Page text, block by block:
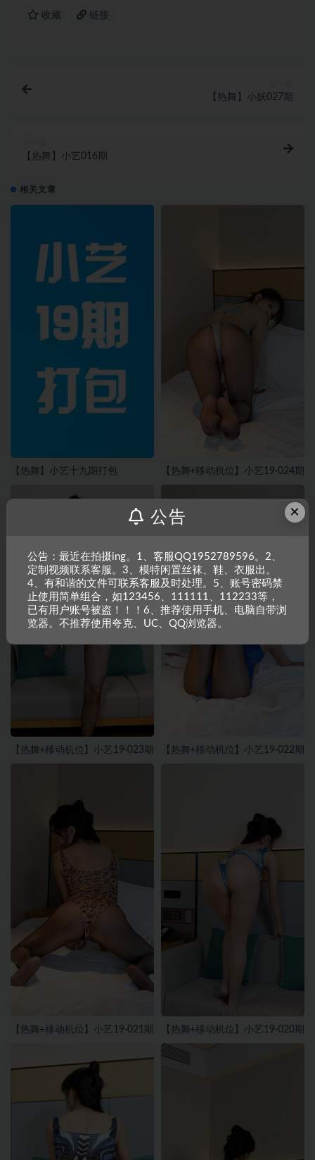
收藏 链接
【热舞】小妖027期
【热舞】小艺016期
相关文章
【热舞】小艺十九期打包 【热舞+移动机位】小艺19-024期
【热舞+移动机位】小艺19-023期 【热舞+移动机位】小艺19-022期
【热舞+移动机位】小艺19-021期 【热舞+移动机位】小艺19-020期
×
公告
公告：最近在拍摄ing。1、客服QQ1952789596。2、
定制视频联系客服。3、模特闲置丝袜、鞋、衣服出。
4、有和谐的文件可联系客服及时处理。5、账号密码禁
止使用简单组合，如123456、111111、112233等，
已有用户账号被盗！！！6、推荐使用手机、电脑自带浏
览器。不推荐使用夸克、UC、QQ浏览器。